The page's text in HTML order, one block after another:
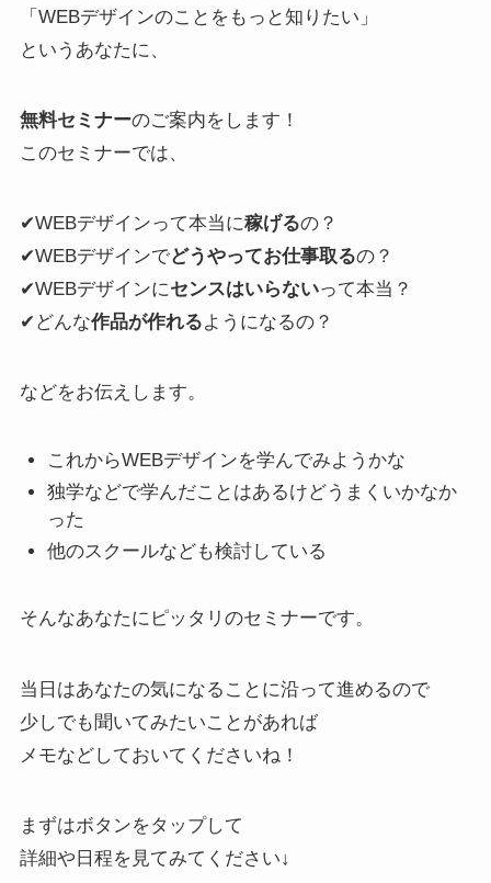
「WEBデザインのことをもっと知りたい」
というあなたに、
無料セミナーのご案内をします！
このセミナーでは、
✔︎WEBデザインって本当に稼げるの？
✔︎WEBデザインでどうやってお仕事取るの？
✔︎WEBデザインにセンスはいらないって本当？
✔︎どんな作品が作れるようになるの？
などをお伝えします。
これからWEBデザインを学んでみようかな
独学などで学んだことはあるけどうまくいかなか
った
他のスクールなども検討している
そんなあなたにピッタリのセミナーです。
当日はあなたの気になることに沿って進めるので
少しでも聞いてみたいことがあれば
メモなどしておいてくださいね！
まずはボタンをタップして
詳細や日程を見てみてください↓